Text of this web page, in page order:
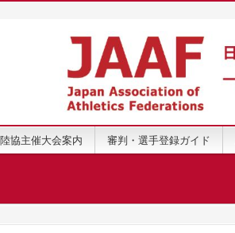
陸協主催大会案内 審判・選手登録ガイド